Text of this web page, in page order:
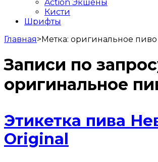
Action Экшены
Кисти
Шрифты
Главная>Метка: оригинальное пиво
Записи по
оригинальное
Этикетка пива
Original